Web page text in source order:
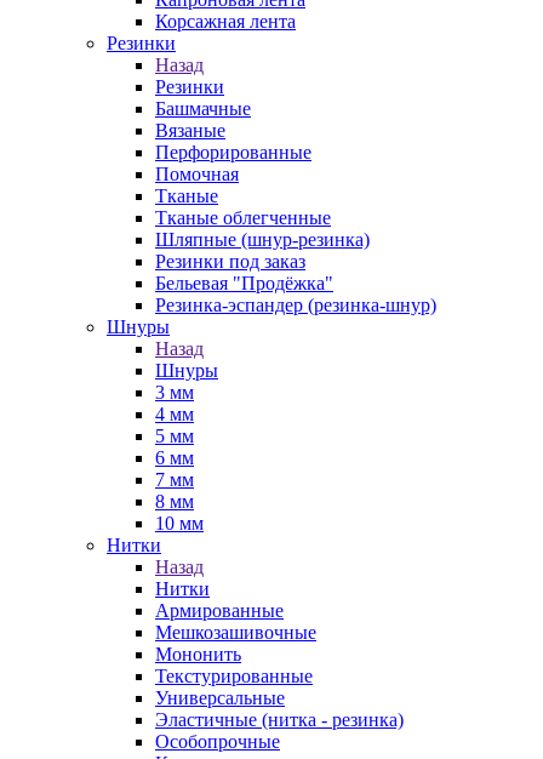
Корсажная лента
Резинки
Назад
Резинки
Башмачные
Вязаные
Перфорированные
Помочная
Тканые
Тканые облегченные
Шляпные (шнур-резинка)
Резинки под заказ
Бельевая "Продёжка"
Резинка-эспандер (резинка-шнур)
Шнуры
Назад
Шнуры
3 мм
4 мм
5 мм
6 мм
7 мм
8 мм
10 мм
Нитки
Назад
Нитки
Армированные
Мешкозашивочные
Мононить
Текстурированные
Универсальные
Эластичные (нитка - резинка)
Особопрочные